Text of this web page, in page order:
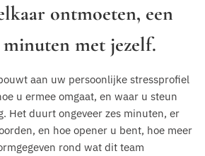
ontmoeten, een
met jezelf.
aan uw persoonlijke stressprofiel
u ermee omgaat, en waar u steun
Het duurt ongeveer zes minuten, er
en hoe opener u bent, hoe meer
rond wat dit team